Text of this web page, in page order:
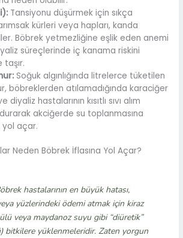
Tansiyonu düşürmek için sıkça
kürleri veya hapları, kanda
Böbrek yetmezliğine eşlik eden anemi
süreçlerinde iç kanama riskini
Soğuk algınlığında litrelerce tüketilen
böbreklerden atılamadığında karaciğer
hastalarının kısıtlı sıvı alım
akciğerde su toplanmasına
açar.
Neden Böbrek İflasına Yol Açar?
hastalarının en büyük hatası,
yüzlerindeki ödemi atmak için kiraz
veya maydanoz suyu gibi “diüretik”
bitkilere yüklenmeleridir. Zaten yorgun